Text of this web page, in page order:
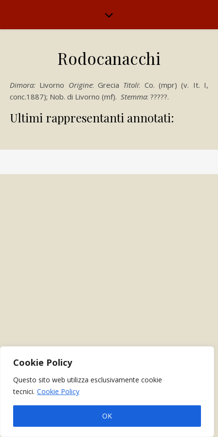
Cookie Policy
Questo sito web utilizza esclusivamente cookie
tecnici. Cookie Policy
OK
Rodocanacchi
Dimora: Livorno Origine: Grecia Titoli: Co. (mpr) (v. It. I,
conc.1887); Nob. di Livorno (mf). Stemma: ?????.
Ultimi rappresentanti annotati: